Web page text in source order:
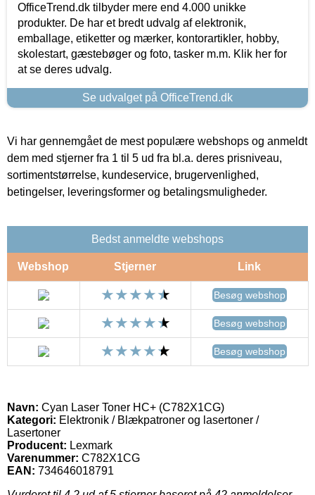
OfficeTrend.dk tilbyder mere end 4.000 unikke
produkter. De har et bredt udvalg af elektronik,
emballage, etiketter og mærker, kontorartikler, hobby,
skolestart, gæstebøger og foto, tasker m.m. Klik her for
at se deres udvalg.
Se udvalget på OfficeTrend.dk
Vi har gennemgået de mest populære webshops og anmeldt
dem med stjerner fra 1 til 5 ud fra bl.a. deres prisniveau,
sortimentstørrelse, kundeservice, brugervenlighed,
betingelser, leveringsformer og betalingsmuligheder.
Bedst anmeldte webshops
Webshop Stjerner Link
Besøg webshop
Besøg webshop
Besøg webshop
Navn: Cyan Laser Toner HC+ (C782X1CG)
Kategori: Elektronik / Blækpatroner og lasertoner /
Lasertoner
Producent: Lexmark
Varenummer: C782X1CG
EAN: 734646018791